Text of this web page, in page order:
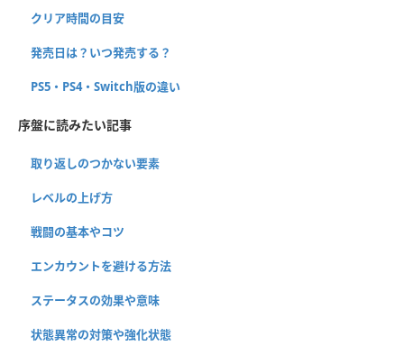
クリア時間の目安
発売日は？いつ発売する？
PS5・PS4・Switch版の違い
序盤に読みたい記事
取り返しのつかない要素
レベルの上げ方
戦闘の基本やコツ
エンカウントを避ける方法
ステータスの効果や意味
状態異常の対策や強化状態